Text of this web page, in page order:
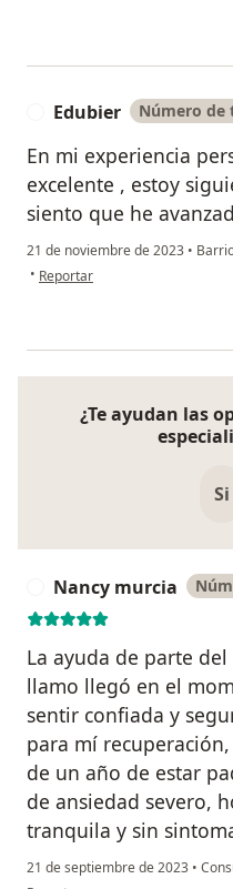
Edubier Número de
En mi experiencia
excelente , estoy
siento que he
21 de noviembre de 2023 •
• en opinión del usuario Edubier
Reportar
¿Te ayudan las
Si
Nancy murcia
La ayuda de parte
llamo llegó en el
sentir confiada y
para mí
de un año de estar
de ansiedad severo,
tranquila y sin
21 de septiembre de 2023 •